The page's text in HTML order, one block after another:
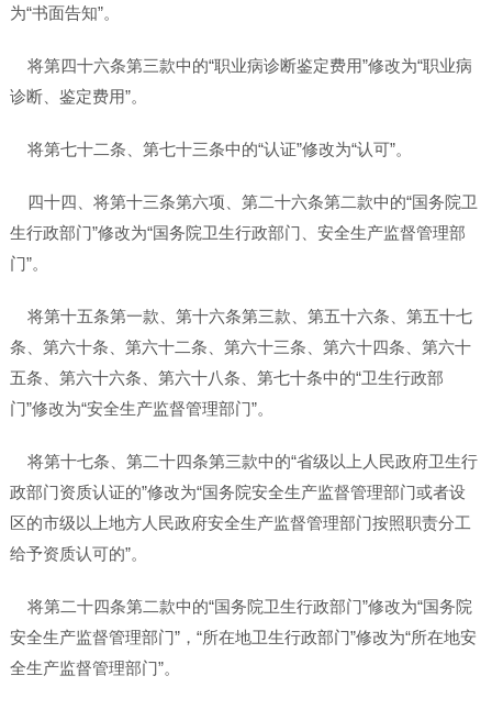
为“书面告知”。
将第四十六条第三款中的“职业病诊断鉴定费用”修改为“职业病
诊断、鉴定费用”。
将第七十二条、第七十三条中的“认证”修改为“认可”。
四十四、将第十三条第六项、第二十六条第二款中的“国务院卫
生行政部门”修改为“国务院卫生行政部门、安全生产监督管理部
门”。
将第十五条第一款、第十六条第三款、第五十六条、第五十七
条、第六十条、第六十二条、第六十三条、第六十四条、第六十
五条、第六十六条、第六十八条、第七十条中的“卫生行政部
门”修改为“安全生产监督管理部门”。
将第十七条、第二十四条第三款中的“省级以上人民政府卫生行
政部门资质认证的”修改为“国务院安全生产监督管理部门或者设
区的市级以上地方人民政府安全生产监督管理部门按照职责分工
给予资质认可的”。
将第二十四条第二款中的“国务院卫生行政部门”修改为“国务院
安全生产监督管理部门”，“所在地卫生行政部门”修改为“所在地安
全生产监督管理部门”。